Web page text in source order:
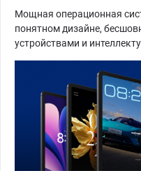
Мощная операционная
понятном дизайне,
устройствами и